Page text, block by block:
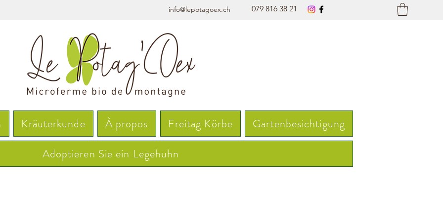
info@lepotagoex.ch 079 816 38 21
Kräuterkunde À propos Freitag Körbe
Gartenbesichtigung
Adoptieren Sie ein Legehuhn